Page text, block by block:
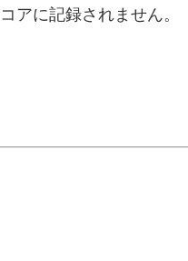
アに記録されません。